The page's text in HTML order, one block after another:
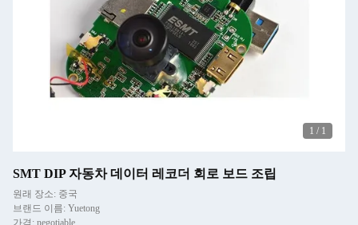
1 / 1
SMT DIP 자동차 데이터 레코더 회로 보드 조립
원래 장소: 중국
브랜드 이름: Yuetong
가격: negotiable